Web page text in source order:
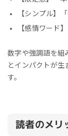
【シンプル】
【感情ワード
数字や強調語を組
とインパクトが生
す。
読者のメリ